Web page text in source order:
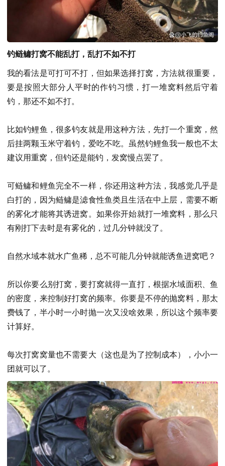
钓鲢鳙打窝不能乱打，乱打不如不打
我的看法是可打可不打，但如果选择打窝，方法就很重要，
要是按照大部分人平时的作钓习惯，打一堆窝料然后守着
钓，那还不如不打。
比如钓鲤鱼，很多钓友就是用这种方法，先打一个重窝，然
后挂两颗玉米守着钓，爱吃不吃。虽然钓鲤鱼我一般也不太
建议用重窝，但钓还是能钓，发窝慢点罢了。
可鲢鳙和鲤鱼完全不一样，你还用这种方法，我感觉几乎是
白打的，因为鲢鳙是滤食性鱼类且生活在中上层，需要不断
的雾化才能将其诱进窝。如果你开始就打一堆窝料，那么只
有刚打下去时是有雾化的，过几分钟就没了。
自然水域本就水广鱼稀，总不可能几分钟就能诱鱼进窝吧？
所以你要么别打窝，要打窝就得一直打，根据水域面积、鱼
的密度，来控制好打窝的频率。你要是不停的抛窝料，那太
费钱了，半小时一小时抛一次又没啥效果，所以这个频率要
计算好。
每次打窝窝量也不需要大（这也是为了控制成本），小小一
团就可以了。